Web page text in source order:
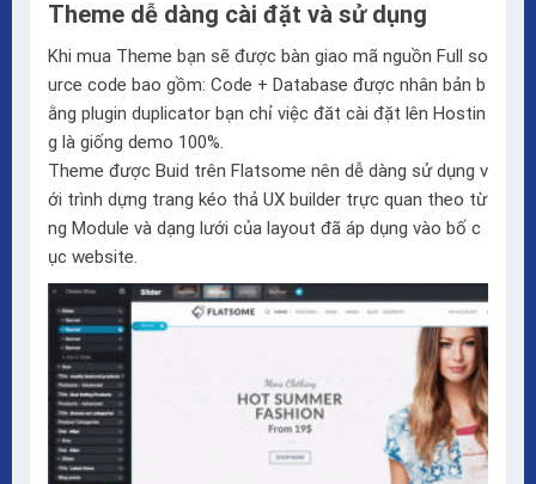
Theme dễ dàng cài đặt và sử dụng
Khi mua Theme bạn sẽ được bàn giao mã nguồn Full so
urce code bao gồm: Code + Database được nhân bản b
ằng plugin duplicator bạn chỉ việc đăt cài đặt lên Hostin
g là giống demo 100%.
Theme được Buid trên Flatsome nên dễ dàng sử dụng v
ới trình dựng trang kéo thả UX builder trực quan theo từ
ng Module và dạng lưới của layout đã áp dụng vào bố c
ục website.